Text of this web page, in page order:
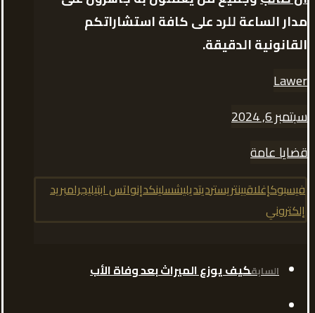
مدار الساعة للرد على كافة استشاراتكم
القانونية الدقيقة.
Lawer
سبتمبر 6, 2024
قضايا عامة
فيسبوكإغلاقبينتريسترديتديليشسلينكدإنواتس ابتيليجرامبريد
إلكتروني
السابقكيف يوزع الميراث بعد وفاة الأب